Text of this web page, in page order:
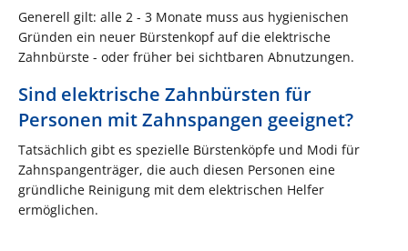
Generell gilt: alle 2 - 3 Monate muss aus hygienischen
Gründen ein neuer Bürstenkopf auf die elektrische
Zahnbürste - oder früher bei sichtbaren Abnutzungen.
Sind elektrische Zahnbürsten für
Personen mit Zahnspangen geeignet?
Tatsächlich gibt es spezielle Bürstenköpfe und Modi für
Zahnspangenträger, die auch diesen Personen eine
gründliche Reinigung mit dem elektrischen Helfer
ermöglichen.